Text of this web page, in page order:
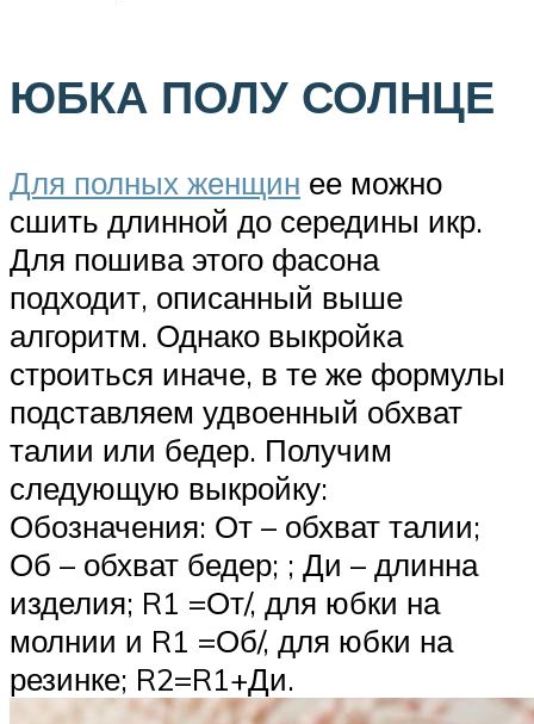
ЮБКА ПОЛУ СОЛНЦЕ
Для полных женщин ее можно
сшить длинной до середины икр.
Для пошива этого фасона
подходит, описанный выше
алгоритм. Однако выкройка
строиться иначе, в те же формулы
подставляем удвоенный обхват
талии или бедер. Получим
следующую выкройку:
Обозначения: От – обхват талии;
Об – обхват бедер; ; Ди – длинна
изделия; R1 =От/, для юбки на
молнии и R1 =Об/, для юбки на
резинке; R2=R1+Ди.